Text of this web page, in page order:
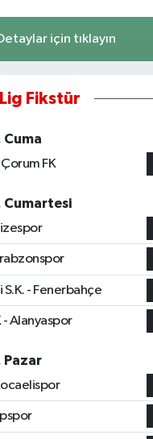
için tıklayın
Fikstür
Cuma
FK
Cumartesi
- Fenerbahçe
Alanyaspor
Pazar